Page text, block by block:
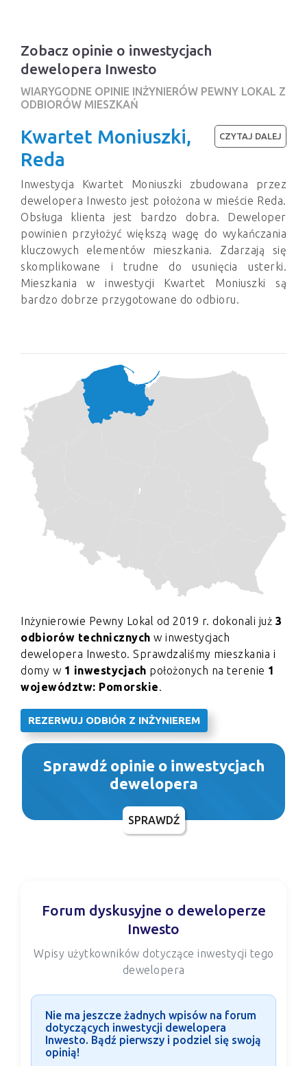
Zobacz opinie o inwestycjach
dewelopera Inwesto
WIARYGODNE OPINIE INŻYNIERÓW PEWNY LOKAL Z
ODBIORÓW MIESZKAŃ
Kwartet Moniuszki,
Reda
Inwestycja Kwartet Moniuszki zbudowana przez
dewelopera Inwesto jest położona w mieście Reda.
Obsługa klienta jest bardzo dobra. Deweloper
powinien przyłożyć większą wagę do wykańczania
kluczowych elementów mieszkania. Zdarzają się
skomplikowane i trudne do usunięcia usterki.
Mieszkania w inwestycji Kwartet Moniuszki są
bardzo dobrze przygotowane do odbioru.
CZYTAJ DALEJ
Inżynierowie Pewny Lokal od 2019 r. dokonali już 3
odbiorów technicznych w inwestycjach
dewelopera Inwesto. Sprawdzaliśmy mieszkania i
domy w 1 inwestycjach położonych na terenie 1
województw: Pomorskie.
REZERWUJ ODBIÓR Z INŻYNIEREM
Sprawdź opinie o inwestycjach
dewelopera
SPRAWDŹ
Forum dyskusyjne o deweloperze
Inwesto
Wpisy użytkowników dotyczące inwestycji tego
dewelopera
Nie ma jeszcze żadnych wpisów na forum
dotyczących inwestycji dewelopera
Inwesto. Bądź pierwszy i podziel się swoją
opinią!